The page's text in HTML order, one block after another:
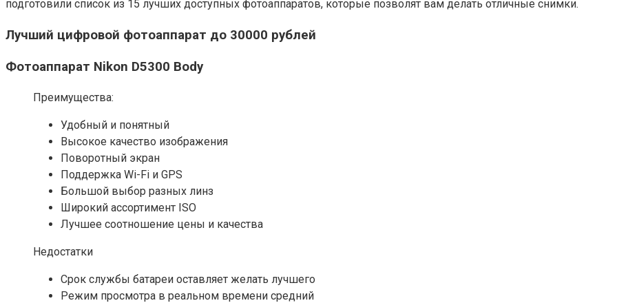
подготовили список из 15 лучших доступных фотоаппаратов, которые позволят вам делать отличные снимки.
Лучший цифровой фотоаппарат до 30000 рублей
Фотоаппарат Nikon D5300 Body
Преимущества:
Удобный и понятный
Высокое качество изображения
Поворотный экран
Поддержка Wi-Fi и GPS
Большой выбор разных линз
Широкий ассортимент ISO
Лучшее соотношение цены и качества
Недостатки
Срок службы батареи оставляет желать лучшего
Режим просмотра в реальном времени средний